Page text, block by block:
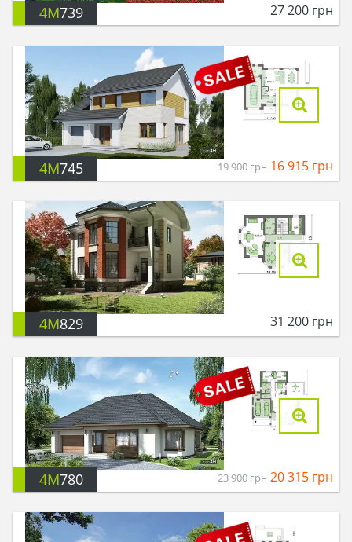
4M739 27 200 грн
4M745 19 900грн 16 915 грн
4M829 31 200 грн
4M780 23 900грн 20 315 грн